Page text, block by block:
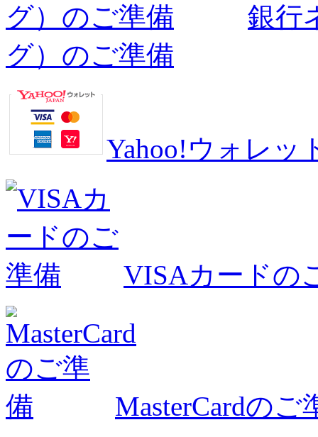
銀行
グ）のご準備
Yahoo!ウォレッ
VISAカードの
MasterCardのご